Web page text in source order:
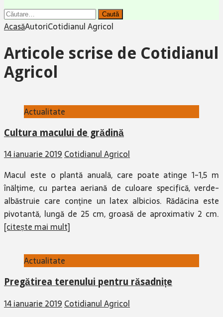
Caută
după:
AcasăAutoriCotidianul Agricol
Articole scrise de Cotidianul
Agricol
Actualitate
Cultura macului de grădină
14 ianuarie 2019Cotidianul Agricol
Macul este o plantă anuală, care poate atinge 1-1,5 m
înălţime, cu partea aeri­ană de culoare specifică, verde-
albăstruie care conţine un latex albicios. Rădăcina este
pivotantă, lungă de 25 cm, groasă de aproximativ 2 cm.
[citește mai mult]
Actualitate
Pregătirea terenului pentru răsadnițe
14 ianuarie 2019 Cotidianul Agricol